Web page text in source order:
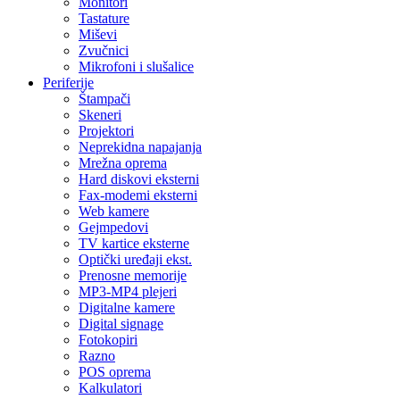
Tastature
Miševi
Zvučnici
Mikrofoni i slušalice
Periferije
Štampači
Skeneri
Projektori
Neprekidna napajanja
Mrežna oprema
Hard diskovi eksterni
Fax-modemi eksterni
Web kamere
Gejmpedovi
TV kartice eksterne
Optički uređaji ekst.
Prenosne memorije
MP3-MP4 plejeri
Digitalne kamere
Digital signage
Fotokopiri
Razno
POS oprema
Kalkulatori